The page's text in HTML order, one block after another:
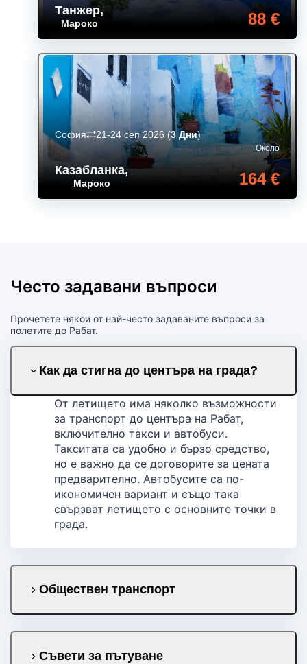
Танжер,
Мароко 88 €
Казабланка,
Мароко
Около
164 €
София 21-24 сеп 2026 (3 Дни)
Често задавани въпроси
Прочетете някои от най-често задаваните въпроси за
полетите до Рабат.
Как да стигна до центъра на града?
От летището има няколко възможности
за транспорт до центъра на Рабат,
включително такси и автобуси.
Такситата са удобно и бързо средство,
но е важно да се договорите за цената
предварително. Автобусите са по-
икономичен вариант и също така
свързват летището с основните точки в
града.
Обществен транспорт
Съвети за пътуване